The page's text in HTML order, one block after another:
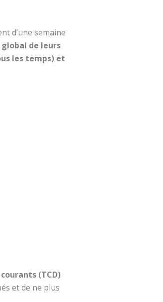
d’une semaine
de leurs
les temps) et
(TCD)
et de ne plus